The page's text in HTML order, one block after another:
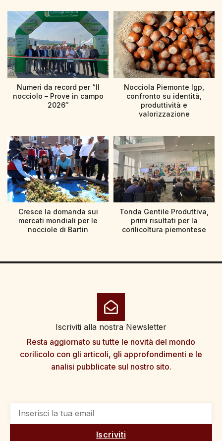
Numeri da record per “Il
nocciolo – Prove in campo
2026″
Nocciola Piemonte Igp,
confronto su identità,
produttività e
valorizzazione
Cresce la domanda sui
mercati mondiali per le
nocciole di Bartin
Tonda Gentile Produttiva,
primi risultati per la
corilicoltura piemontese
Iscriviti alla nostra Newsletter
Resta aggiornato su tutte le novità del mondo
corilicolo con gli articoli, gli approfondimenti e le
analisi pubblicate sul nostro sito.
Iscriviti